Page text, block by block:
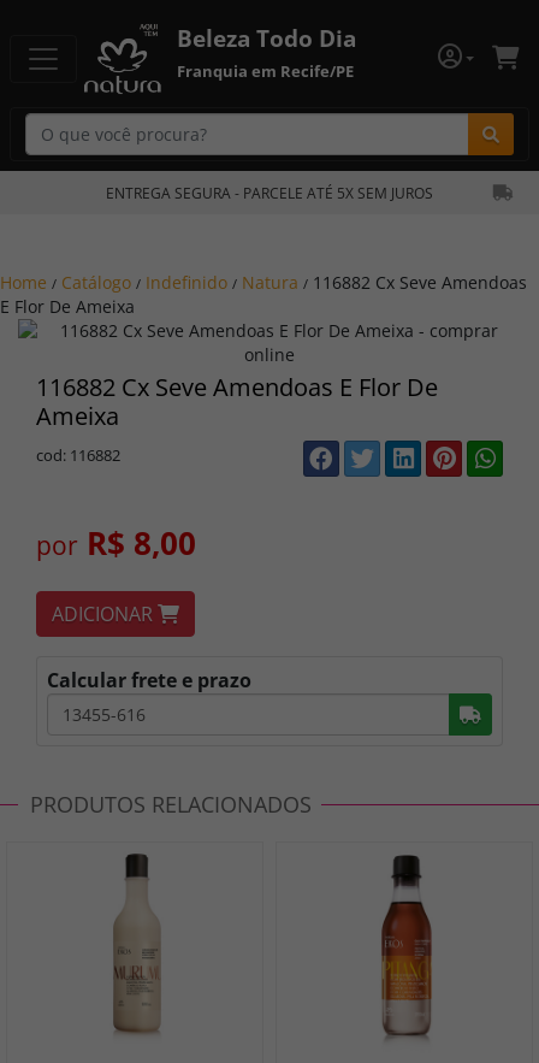
Beleza Todo Dia
Franquia em Recife/PE
ENTREGA SEGURA - PARCELE ATÉ 5X SEM JUROS
Home / Catálogo / Indefinido / Natura / 116882 Cx Seve Amendoas
E Flor De Ameixa
116882 Cx Seve Amendoas E Flor De
Ameixa
cod: 116882
por R$ 8,00
ADICIONAR
Calcular frete e prazo
PRODUTOS RELACIONADOS